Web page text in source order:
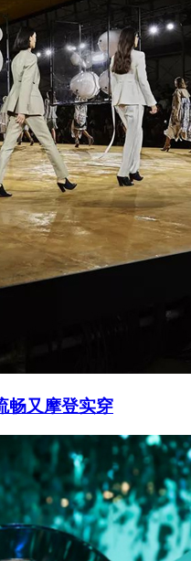
畅又摩登实穿